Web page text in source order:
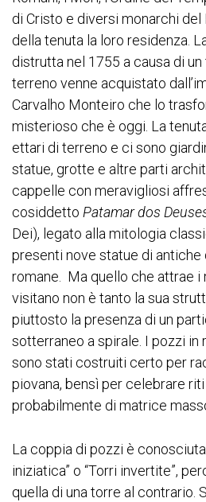
di Cristo e diversi monarchi
della tenuta la loro residenza.
distrutta nel 1755 a causa di
terreno venne acquistato
Carvalho Monteiro che lo
misterioso che è oggi. La
ettari di terreno e ci sono
statue, grotte e altre parti
cappelle con meravigliosi
cosiddetto Patamar dos
Dei), legato alla mitologia
presenti nove statue di antiche
romane. Ma quello che attrae i
visitano non è tanto la sua
piuttosto la presenza di un
sotterraneo a spirale. I pozzi in
sono stati costruiti certo per
piovana, bensì per celebrare
probabilmente di matrice
La coppia di pozzi è
iniziatica” o “Torri invertite”,
quella di una torre al contrario.